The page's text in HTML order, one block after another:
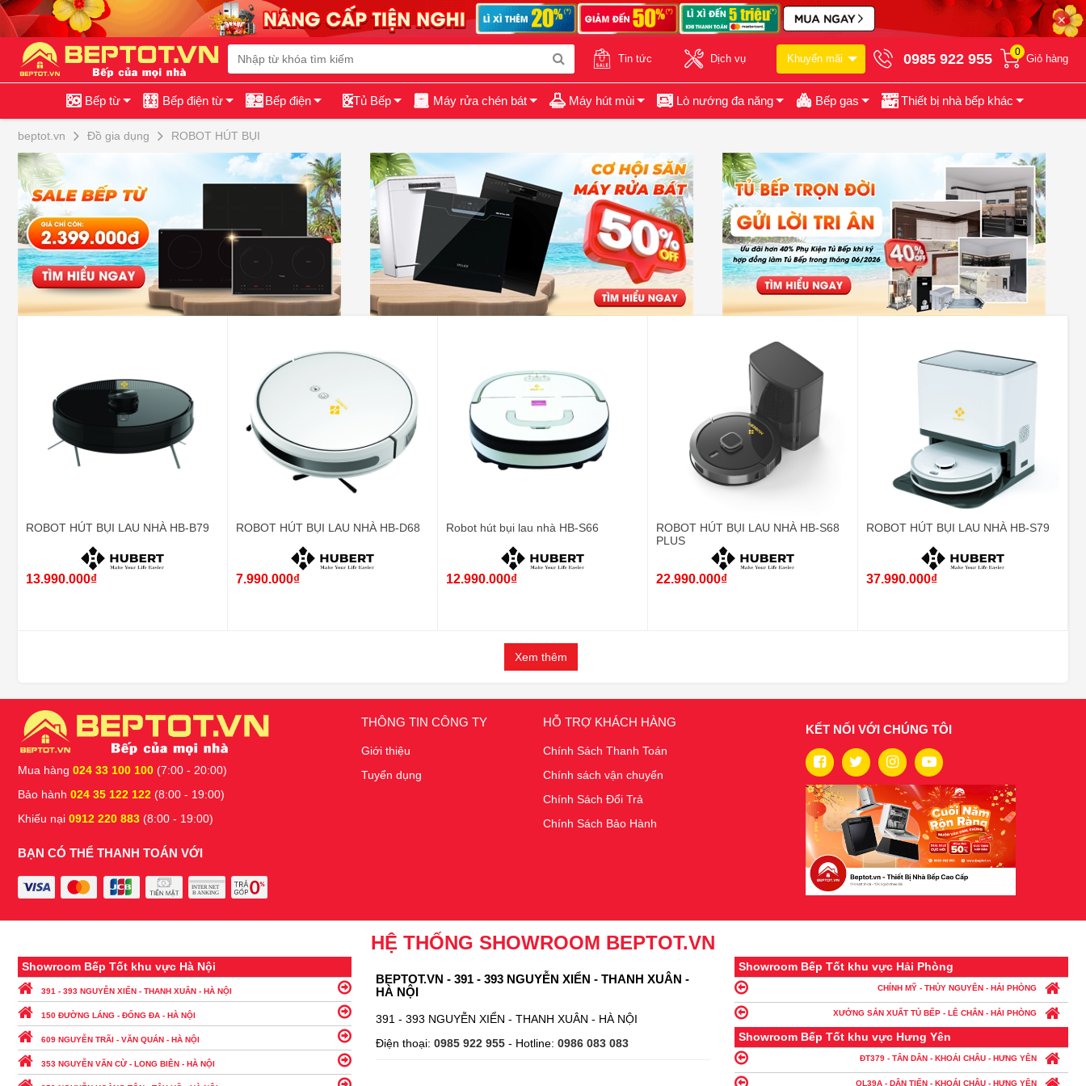
✕
Tin tức Dịch vụ Khuyến mãi 0985 922 955 0
Giỏ hàng
Bếp từ Bếp điện từ Bếp điện Tủ Bếp Máy rửa chén bát Máy hút mùi Lò nướng đa năng Bếp gas Thiết bị nhà bếp khác
beptot.vn Đồ gia dụng ROBOT HÚT BỤI
ROBOT HÚT BỤI LAU NHÀ HB-B79
13.990.000₫
ROBOT HÚT BỤI LAU NHÀ HB-D68
7.990.000₫
Robot hút bụi lau nhà HB-S66
12.990.000₫
ROBOT HÚT BỤI LAU NHÀ HB-S68
PLUS
22.990.000₫
ROBOT HÚT BỤI LAU NHÀ HB-S79
37.990.000₫
Xem thêm
Mua hàng 024 33 100 100 (7:00 - 20:00)
Bảo hành 024 35 122 122 (8:00 - 19:00)
Khiếu nại 0912 220 883 (8:00 - 19:00)
BẠN CÓ THỂ THANH TOÁN VỚI
THÔNG TIN CÔNG TY
Giới thiệu
Tuyển dụng
HỖ TRỢ KHÁCH HÀNG
Chính Sách Thanh Toán
Chính sách vận chuyển
Chính Sách Đổi Trả
Chính Sách Bảo Hành
KẾT NỐI VỚI CHÚNG TÔI
HỆ THỐNG SHOWROOM BEPTOT.VN
Showroom Bếp Tốt khu vực Hà Nội
391 - 393 NGUYỄN XIỂN - THANH XUÂN - HÀ NỘI
150 ĐƯỜNG LÁNG - ĐỐNG ĐA - HÀ NỘI
609 NGUYỄN TRÃI - VĂN QUÁN - HÀ NỘI
353 NGUYỄN VĂN CỪ - LONG BIÊN - HÀ NỘI
BEPTOT.VN - 391 - 393 NGUYỄN XIỂN - THANH XUÂN -
HÀ NỘI
391 - 393 NGUYỄN XIỂN - THANH XUÂN - HÀ NỘI
Điện thoại:0985 922 955- Hotline:0986 083 083
Showroom Bếp Tốt khu vực Hải Phòng
CHÍNH MỸ - THỦY NGUYÊN - HẢI PHÒNG
XƯỞNG SẢN XUẤT TỦ BẾP - LÊ CHÂN - HẢI PHÒNG
Showroom Bếp Tốt khu vực Hưng Yên
ĐT379 - TÂN DÂN - KHOÁI CHÂU - HƯNG YÊN
QL39A - DÂN TIẾN - KHOÁI CHÂU - HƯNG YÊN